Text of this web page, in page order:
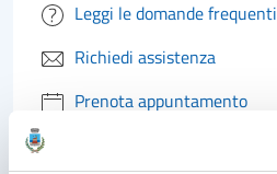
Leggi le domande frequenti
Richiedi assistenza
Prenota appuntamento
Problemi in città